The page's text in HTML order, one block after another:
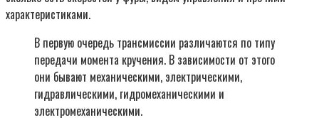
характеристиками.
В первую очередь трансмиссии различаются по типу
передачи момента кручения. В зависимости от этого
они бывают механическими, электрическими,
гидравлическими, гидромеханическими и
электромеханическими.